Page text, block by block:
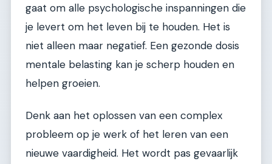
gaat om alle psychologische inspanningen die
je levert om het leven bij te houden. Het is
niet alleen maar negatief. Een gezonde dosis
mentale belasting kan je scherp houden en
helpen groeien.
Denk aan het oplossen van een complex
probleem op je werk of het leren van een
nieuwe vaardigheid. Het wordt pas gevaarlijk